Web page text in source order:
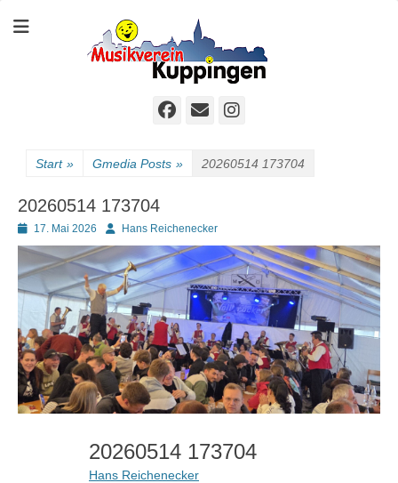
Homepage MVK
Der sympathische Musikverein
Facebook
E-
Instagram
Start » Gmedia Posts » 20260514 173704
20260514 173704
Posted
on
17. Mai 2026 AutorHans Reichenecker
20260514 173704
Hans Reichenecker